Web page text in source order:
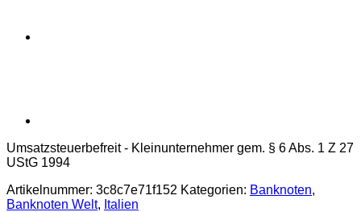
Umsatzsteuerbefreit - Kleinunternehmer gem. § 6 Abs. 1 Z 27
UStG 1994
Artikelnummer: 3c8c7e71f152 Kategorien: Banknoten,
Banknoten Welt, Italien